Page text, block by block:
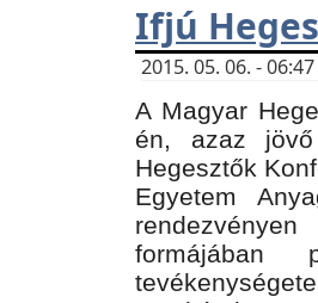
Ifjú
2015. 05. 06. -
A Magyar
én, azaz
Hegesztők
Egyetem
formájában